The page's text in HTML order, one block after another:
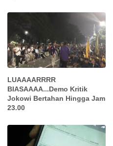
LUAAAARRRR
BIASAAAA...Demo Kritik
Jokowi Bertahan Hingga Jam
23.00